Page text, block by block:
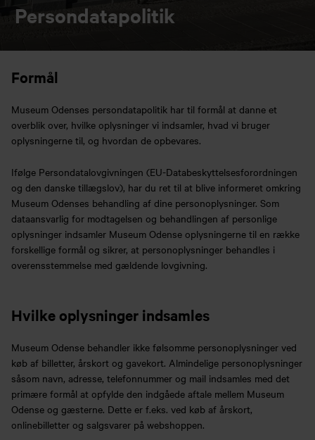
Persondatapolitik
Formål
Museum Odenses persondatapolitik har til formål at danne et
overblik over, hvilke oplysninger vi indsamler, hvad vi bruger
oplysningerne til, og hvordan de opbevares.
Ifølge Persondatalovgivningen (EU-Databeskyttelsesforordningen
og den danske tillægslov), har du ret til at blive informeret omkring
Museum Odenses behandling af dine personoplysninger. Som
dataansvarlig for modtagelsen og behandlingen af personlige
oplysninger indsamler Museum Odense oplysningerne til en række
forskellige formål og sikrer, at personoplysninger behandles i
overensstemmelse med gældende lovgivning.
Hvilke oplysninger indsamles
Museum Odense behandler ikke følsomme personoplysninger ved
køb af billetter, årskort og gavekort. Almindelige personoplysninger
såsom navn, adresse, telefonnummer og mail indsamles med det
primære formål at opfylde den indgåede aftale mellem Museum
Odense og gæsterne. Dette er f.eks. ved køb af årskort,
onlinebilletter og salgsvarer på webshoppen.